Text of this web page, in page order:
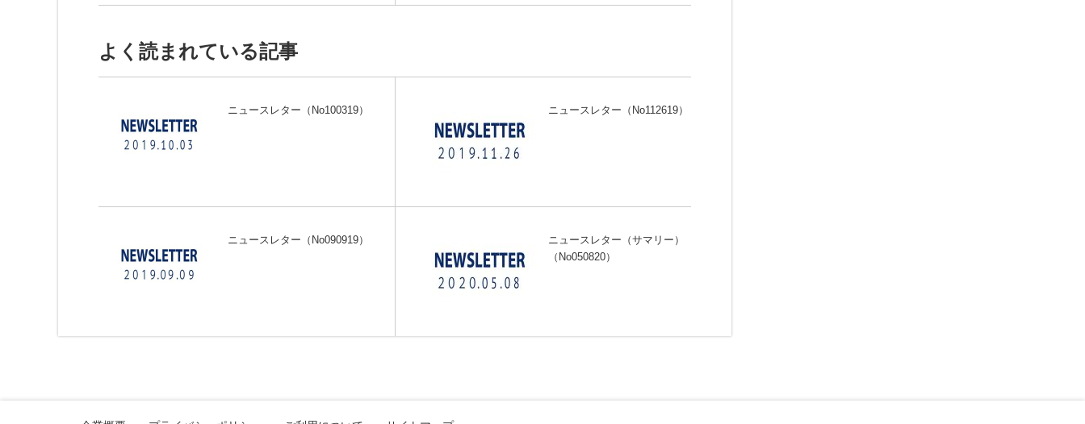
よく読まれている記事
ニュースレター（No100319） ニュースレター（No112619）
ニュースレター（No090919）
ニュースレター（サマリー）
（No050820）